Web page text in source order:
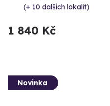
(+ 10 dalších lokalit)
1 840 Kč
Novinka